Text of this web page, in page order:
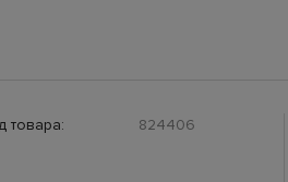
товара: 824406